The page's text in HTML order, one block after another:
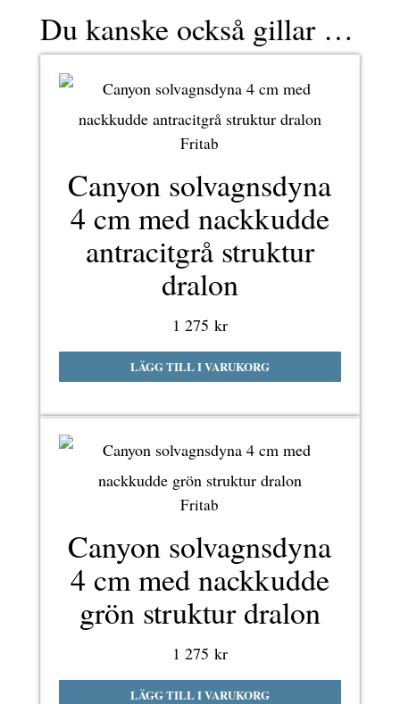
Du kanske också gillar …
Fritab
Canyon solvagnsdyna
4 cm med nackkudde
antracitgrå struktur
dralon
1 275 kr
LÄGG TILL I VARUKORG
Fritab
Canyon solvagnsdyna
4 cm med nackkudde
grön struktur dralon
1 275 kr
LÄGG TILL I VARUKORG